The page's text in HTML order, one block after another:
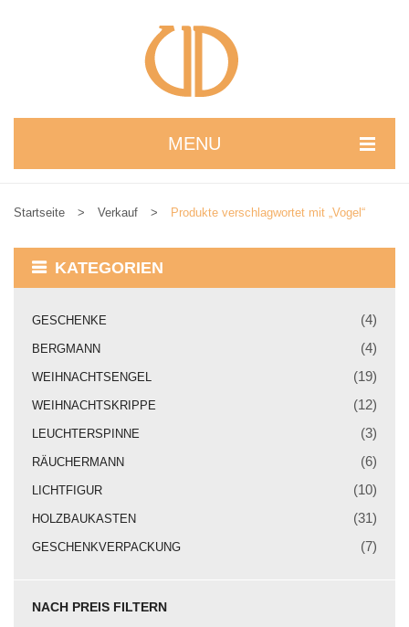
MENU
NEUIGKEITEN
Startseite > Verkauf > Produkte verschlagwortet mit „Vogel“
KATEGORIEN
GESCHENKE (4)
BERGMANN (4)
WEIHNACHTSENGEL (19)
WEIHNACHTSKRIPPE (12)
LEUCHTERSPINNE (3)
RÄUCHERMANN (6)
LICHTFIGUR (10)
HOLZBAUKASTEN (31)
GESCHENKVERPACKUNG (7)
NACH PREIS FILTERN